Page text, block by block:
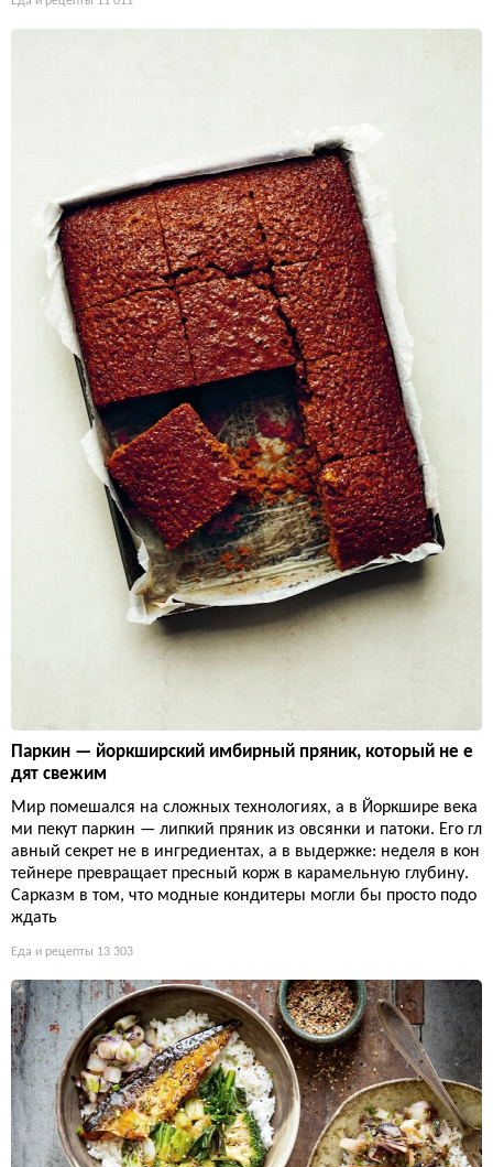
Паркин — йоркширский имбирный пряник, который не е
дят свежим
Мир помешался на сложных технологиях, а в Йоркшире века
ми пекут паркин — липкий пряник из овсянки и патоки. Его гл
авный секрет не в ингредиентах, а в выдержке: неделя в кон
тейнере превращает пресный корж в карамельную глубину.
Сарказм в том, что модные кондитеры могли бы просто подо
ждать
Еда и рецепты 13 303